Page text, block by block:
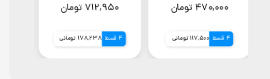
۷۱۲,۹۵۰ تومان
4 قسط 178,238 تومانی
۴۷۰,۰۰۰ تومان
4 قسط 117,500 تومانی